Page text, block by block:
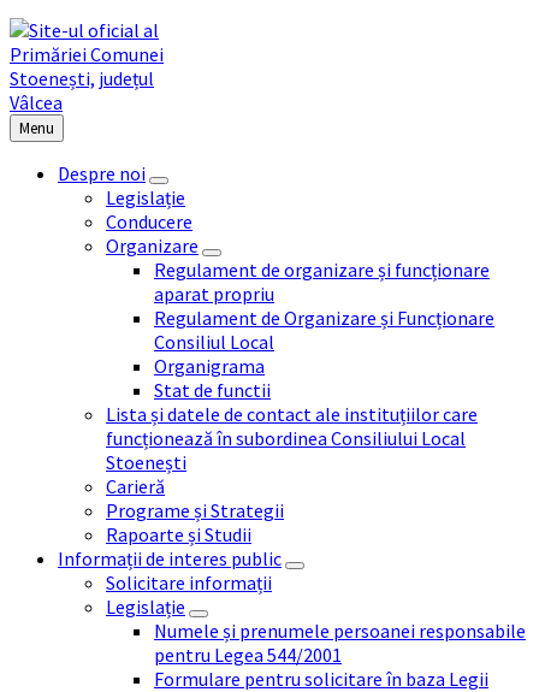
Menu
Despre noi
Legislație
Conducere
Organizare
Regulament de organizare și funcționare
aparat propriu
Regulament de Organizare și Funcționare
Consiliul Local
Organigrama
Stat de functii
Lista și datele de contact ale instituțiilor care
funcționează în subordinea Consiliului Local
Stoenești
Carieră
Programe și Strategii
Rapoarte și Studii
Informații de interes public
Solicitare informații
Legislație
Numele și prenumele persoanei responsabile
pentru Legea 544/2001
Formulare pentru solicitare în baza Legii